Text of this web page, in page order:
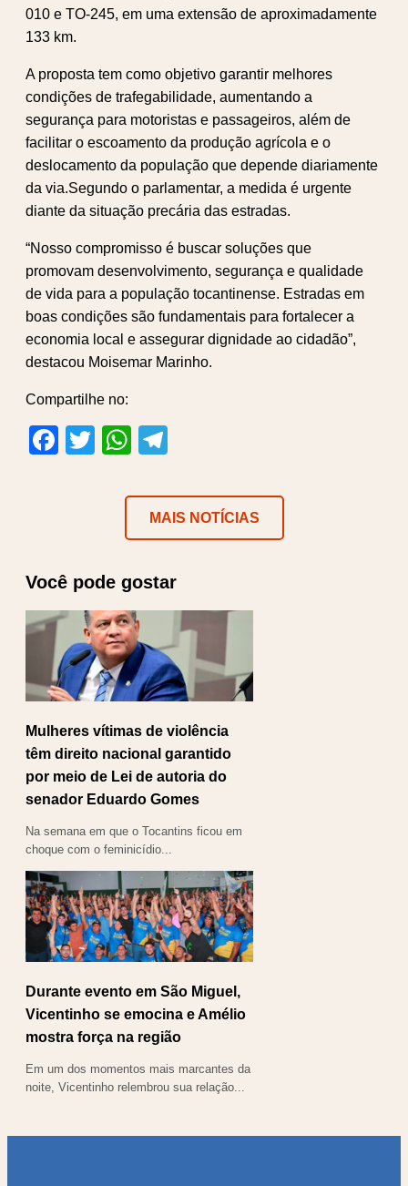
010 e TO-245, em uma extensão de aproximadamente
133 km.
A proposta tem como objetivo garantir melhores
condições de trafegabilidade, aumentando a
segurança para motoristas e passageiros, além de
facilitar o escoamento da produção agrícola e o
deslocamento da população que depende diariamente
da via.Segundo o parlamentar, a medida é urgente
diante da situação precária das estradas.
“Nosso compromisso é buscar soluções que
promovam desenvolvimento, segurança e qualidade
de vida para a população tocantinense. Estradas em
boas condições são fundamentais para fortalecer a
economia local e assegurar dignidade ao cidadão”,
destacou Moisemar Marinho.
Compartilhe no:
Facebook
TwitterWhatsApp
MAIS NOTÍCIAS
Você pode gostar
Mulheres vítimas de violência
têm direito nacional garantido
por meio de Lei de autoria do
senador Eduardo Gomes
Na semana em que o Tocantins ficou em
choque com o feminicídio...
Durante evento em São Miguel,
Vicentinho se emocina e Amélio
mostra força na região
Em um dos momentos mais marcantes da
noite, Vicentinho relembrou sua relação...